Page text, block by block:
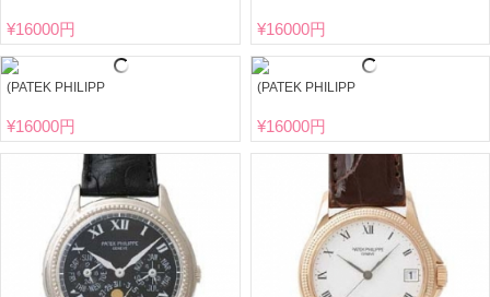
¥16000円 ¥16000円
(PATEK PHILIPP
¥16000円
(PATEK PHILIPP
¥16000円